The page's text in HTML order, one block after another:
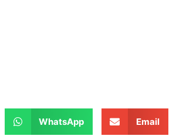
WhatsApp Email